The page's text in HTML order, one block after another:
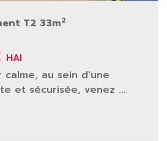
T2 33m2
HAI
calme, au sein d'une
et sécurisée, venez ...